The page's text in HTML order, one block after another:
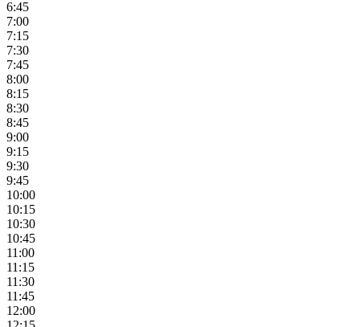
6:45
7:00
7:15
7:30
7:45
8:00
8:15
8:30
8:45
9:00
9:15
9:30
9:45
10:00
10:15
10:30
10:45
11:00
11:15
11:30
11:45
12:00